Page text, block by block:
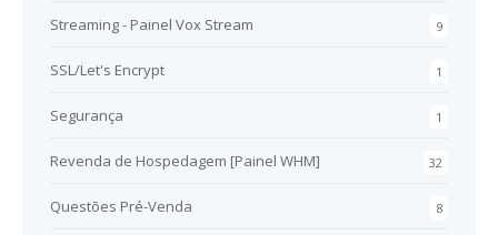
9
Streaming - Painel Vox Stream
1
SSL/Let's Encrypt
1
Segurança
32
Revenda de Hospedagem [Painel WHM]
8
Questões Pré-Venda